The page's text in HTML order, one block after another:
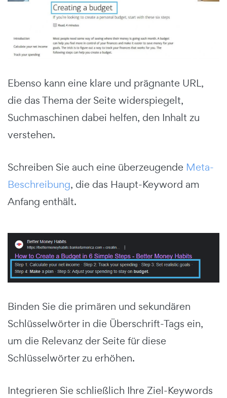
Ebenso kann eine klare und prägnante URL,
die das Thema der Seite widerspiegelt,
Suchmaschinen dabei helfen, den Inhalt zu
verstehen.
Schreiben Sie auch eine überzeugende Meta-
Beschreibung, die das Haupt-Keyword am
Anfang enthält.
Binden Sie die primären und sekundären
Schlüsselwörter in die Überschrift-Tags ein,
um die Relevanz der Seite für diese
Schlüsselwörter zu erhöhen.
Integrieren Sie schließlich Ihre Ziel-Keywords